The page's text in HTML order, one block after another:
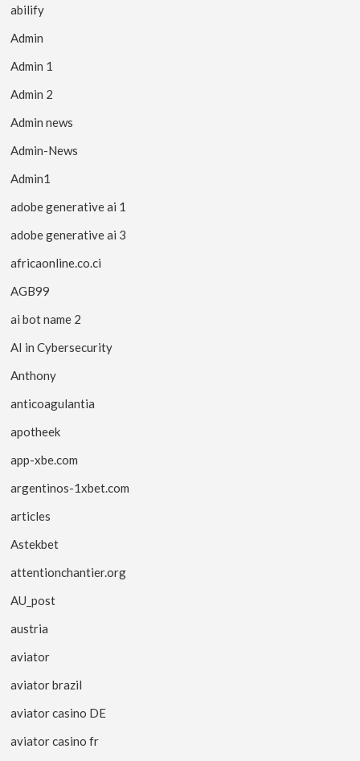
abilify
Admin
Admin 1
Admin 2
Admin news
Admin-News
Admin1
adobe generative ai 1
adobe generative ai 3
africaonline.co.ci
AGB99
ai bot name 2
AI in Cybersecurity
Anthony
anticoagulantia
apotheek
app-xbe.com
argentinos-1xbet.com
articles
Astekbet
attentionchantier.org
AU_post
austria
aviator
aviator brazil
aviator casino DE
aviator casino fr